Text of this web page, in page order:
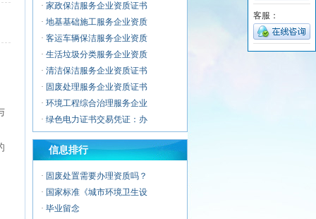
· 家政保洁服务企业资质证书
· 地基基础施工服务企业资质
· 客运车辆保洁服务企业资质
· 生活垃圾分类服务企业资质
· 清洁保洁服务企业资质证书
· 固废处理服务企业资质证书
· 环境工程综合治理服务企业
· 绿色电力证书交易凭证：办
警用无人机服务企业资质证
信息排行
· 固废处置需要办理资质吗？
· 国家标准《城市环境卫生设
· 毕业留念
客服：